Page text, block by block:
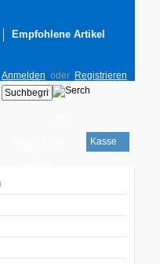
Empfohlene Artikel
Anmelden oder Registrieren
Kasse